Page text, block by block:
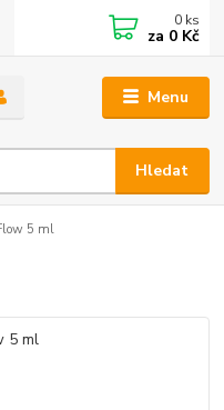
Menu
Hledat
0 ks
za 0 Kč
5 ml